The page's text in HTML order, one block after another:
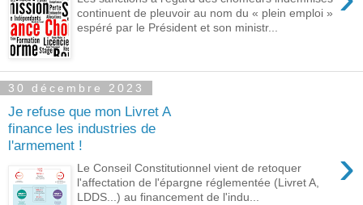
continuent de pleuvoir au nom du « plein emploi »
espéré par le Président et son ministr...
30 décembre 2023
Je refuse que mon Livret A
finance les industries de
l'armement !
›
Le Conseil Constitutionnel vient de retoquer
l'affectation de l'épargne réglementée (Livret A,
LDDS...) au financement de l'indu...